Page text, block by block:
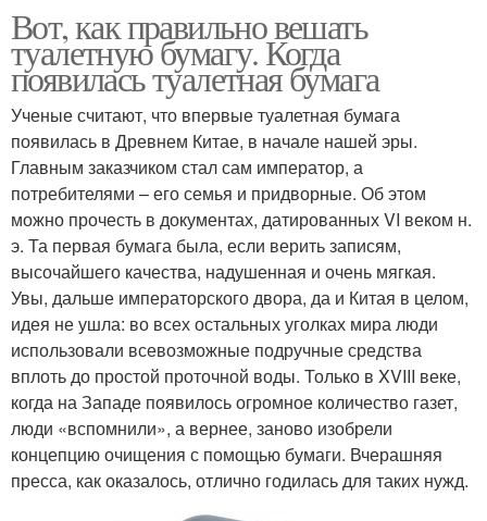
Вот, как правильно вешать
туалетную бумагу. Когда
появилась туалетная бумага
Ученые считают, что впервые туалетная бумага
появилась в Древнем Китае, в начале нашей эры.
Главным заказчиком стал сам император, а
потребителями – его семья и придворные. Об этом
можно прочесть в документах, датированных VI веком н.
э. Та первая бумага была, если верить записям,
высочайшего качества, надушенная и очень мягкая.
Увы, дальше императорского двора, да и Китая в целом,
идея не ушла: во всех остальных уголках мира люди
использовали всевозможные подручные средства
вплоть до простой проточной воды. Только в XVIII веке,
когда на Западе появилось огромное количество газет,
люди «вспомнили», а вернее, заново изобрели
концепцию очищения с помощью бумаги. Вчерашняя
пресса, как оказалось, отлично годилась для таких нужд.